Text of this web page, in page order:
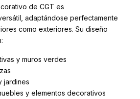
de CGT es
adaptándose perfectamente
como exteriores. Su diseño
y muros verdes
jardines
y elementos decorativos